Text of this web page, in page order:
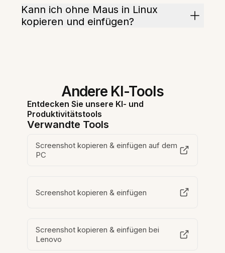
Kann ich ohne Maus in Linux
kopieren und einfügen?
Andere KI-Tools
Entdecken Sie unsere KI- und
Produktivitätstools
Verwandte Tools
Screenshot kopieren & einfügen auf dem
PC
Screenshot kopieren & einfügen
Screenshot kopieren & einfügen bei
Lenovo